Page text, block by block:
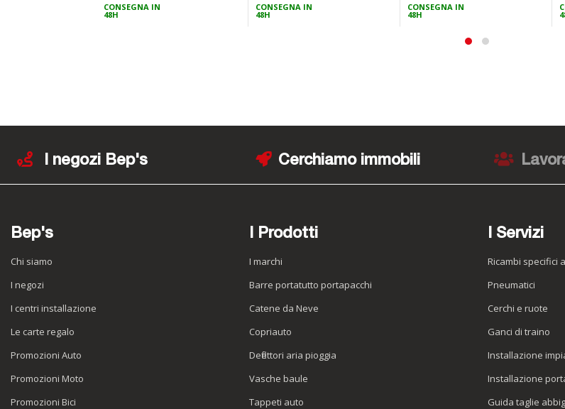
speciale
CONSEGNA IN
48H
CONSEGNA IN
48H
CONSEGNA IN
48H
I negozi Bep's Cerchiamo immobili
Bep's
Chi siamo
I negozi
I centri installazione
Le carte regalo
Promozioni Auto
Promozioni Moto
Promozioni Bici
I Prodotti
I marchi
Barre portatutto portapacchi
Catene da Neve
Copriauto
Deflettori aria pioggia
Vasche baule
Tappeti auto
I Servizi
Ricambi specifici
Pneumatici
Cerchi e ruote
Ganci di traino
Installazione
Installazione
Guida taglie